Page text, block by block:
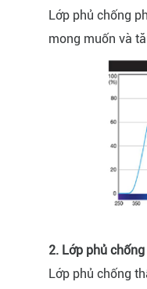
Lớp phủ chống
mong muốn và
2. Lớp phủ
Lớp phủ chống